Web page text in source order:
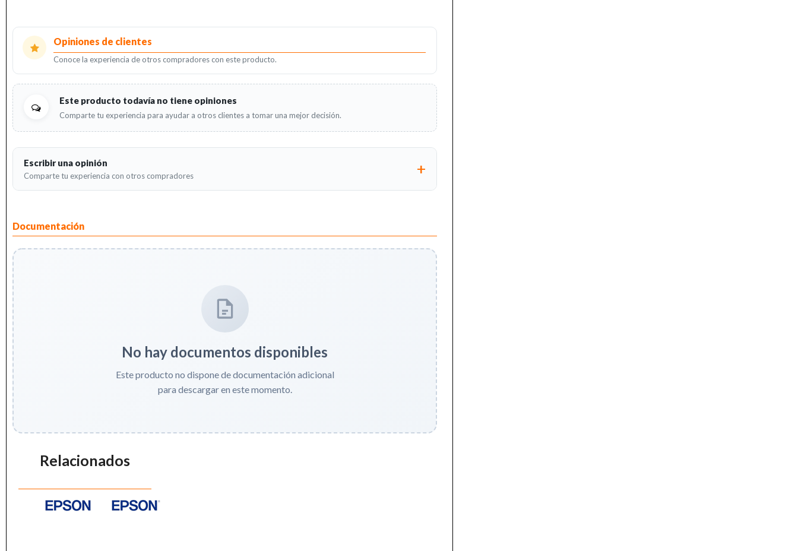
Opiniones de clientes
Conoce la experiencia de otros compradores con este producto.
Este producto todavía no tiene opiniones
Comparte tu experiencia para ayudar a otros clientes a tomar una mejor decisión.
Escribir una opinión
Comparte tu experiencia con otros compradores
Documentación
No hay documentos disponibles
Este producto no dispone de documentación adicional
para descargar en este momento.
Relacionados